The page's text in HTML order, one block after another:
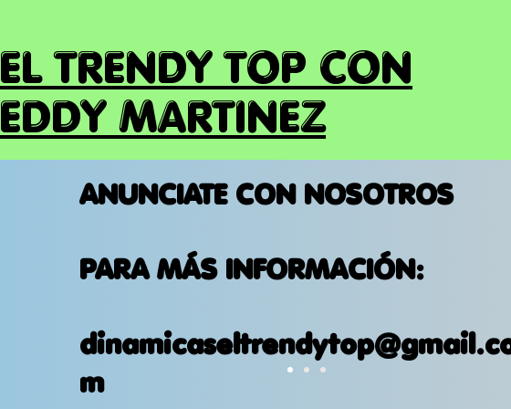
EL TRENDY TOP CON
EDDY MARTINEZ
ANUNCIATE CON NOSOTROS
PARA MÁS INFORMACIÓN:
m